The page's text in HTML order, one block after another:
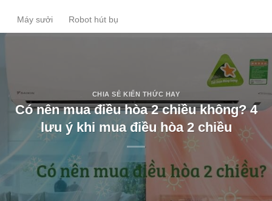
Máy sưởi Robot hút bụ
CHIA SẺ KIẾN THỨC HAY
Có nên mua điều hòa 2 chiều không? 4
lưu ý khi mua điều hòa 2 chiều